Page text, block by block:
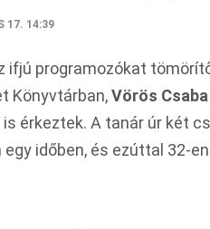
17. 14:39
ifjú programozókat
Könyvtárban,Vörös Csaba
érkeztek. A tanár úr két
egy időben, és ezúttal 32-